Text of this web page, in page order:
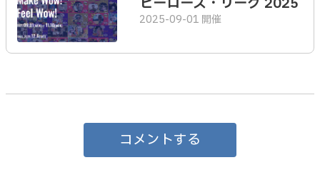
2025-09-01 開催
コメントする